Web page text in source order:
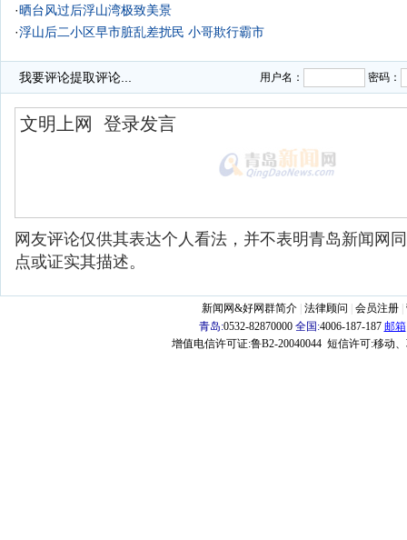
·晒台风过后浮山湾极致美景
·浮山后二小区早市脏乱差扰民 小哥欺行霸市
我要评论提取评论... 用户名： 密码：
网友评论仅供其表达个人看法，并不表明青岛新闻网
点或证实其描述。